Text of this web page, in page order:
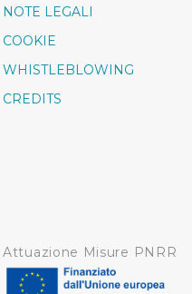
NOTE LEGALI
COOKIE
WHISTLEBLOWING
CREDITS
Attuazione Misure PNRR